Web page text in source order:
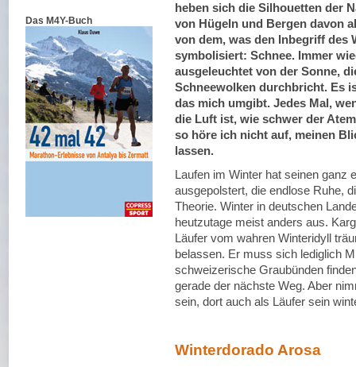
Das M4Y-Buch
heben sich die Silhouetten der
von Hügeln und Bergen davon
von dem, was den Inbegriff des
symbolisiert: Schnee. Immer
ausgeleuchtet von der Sonne,
Schneewolken durchbricht. Es
das mich umgibt. Jedes Mal,
die Luft ist, wie schwer der
so höre ich nicht auf, meinen
lassen.
Laufen im Winter hat seinen ganz
ausgepolstert, die endlose Ruhe,
Theorie. Winter in deutschen
heutzutage meist anders aus.
Läufer vom wahren Winteridyll
belassen. Er muss sich lediglich
schweizerische Graubünden
gerade der nächste Weg. Aber
sein, dort auch als Läufer sein
Winterdorado Arosa